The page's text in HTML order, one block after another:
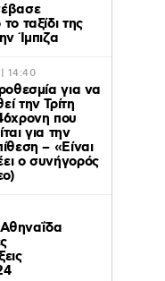
ταξίδι της
Ίμπιζα
14:40
για να
την Τρίτη
που
για την
– «Είναι
ο συνήγορός